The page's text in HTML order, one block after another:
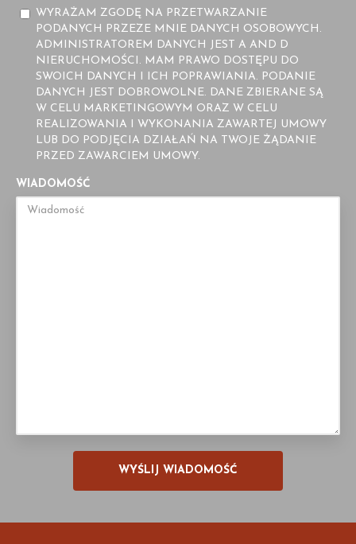
WYRAŻAM ZGODĘ NA PRZETWARZANIE
PODANYCH PRZEZE MNIE DANYCH OSOBOWYCH.
ADMINISTRATOREM DANYCH JEST A AND D
NIERUCHOMOŚCI. MAM PRAWO DOSTĘPU DO
SWOICH DANYCH I ICH POPRAWIANIA. PODANIE
DANYCH JEST DOBROWOLNE. DANE ZBIERANE SĄ
W CELU MARKETINGOWYM ORAZ W CELU
REALIZOWANIA I WYKONANIA ZAWARTEJ UMOWY
LUB DO PODJĘCIA DZIAŁAŃ NA TWOJE ŻĄDANIE
PRZED ZAWARCIEM UMOWY.
WIADOMOŚĆ